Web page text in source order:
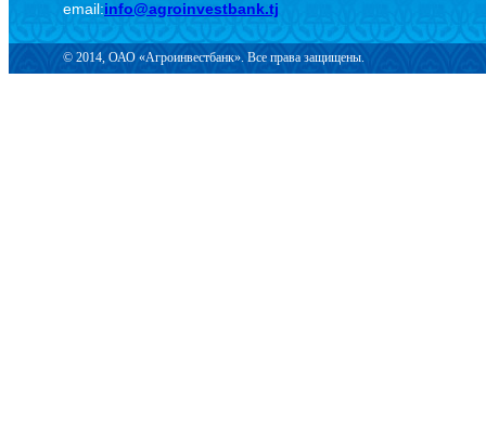
email:info@agroinvestbank.tj
© 2014, ОАО «Агроинвестбанк». Все права защищены.